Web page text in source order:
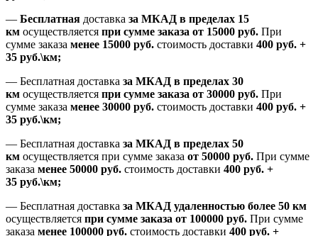
— Бесплатная доставка за МКАД в пределах 15
км осуществляется при сумме заказа от 15000 руб. При
сумме заказа менее 15000 руб. стоимость доставки 400 руб. +
35 руб.\км;
— Бесплатная доставка за МКАД в пределах 30
км осуществляется при сумме заказа от 30000 руб. При
сумме заказа менее 30000 руб. стоимость доставки 400 руб. +
35 руб.\км;
— Бесплатная доставка за МКАД в пределах 50
км осуществляется при сумме заказа от 50000 руб. При сумме
заказа менее 50000 руб. стоимость доставки 400 руб. +
35 руб.\км;
— Бесплатная доставка за МКАД удаленностью более 50 км
осуществляется при сумме заказа от 100000 руб. При сумме
заказа менее 100000 руб. стоимость доставки 400 руб. +